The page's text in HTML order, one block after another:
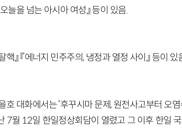
늘을 넘는 아시아 여성』 등이 있음.
』 『에너지 민주주의, 냉정과 열정 사이』 등이 있
호 대화에서는 ‘후꾸시마 문제, 원전사고부터 오
7월 12일 한일정상회담이 열렸고 그 이후 한일